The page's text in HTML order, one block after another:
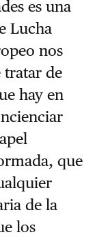
es una
Lucha
nos
tratar de
hay en
que
de la
los